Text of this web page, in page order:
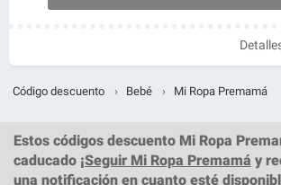
Código descuento › Bebé › Mi Ropa Premamá
Estos códigos descuento Mi Ropa
caducado ¡Seguir Mi Ropa Premamá y
una notificación en cuanto esté